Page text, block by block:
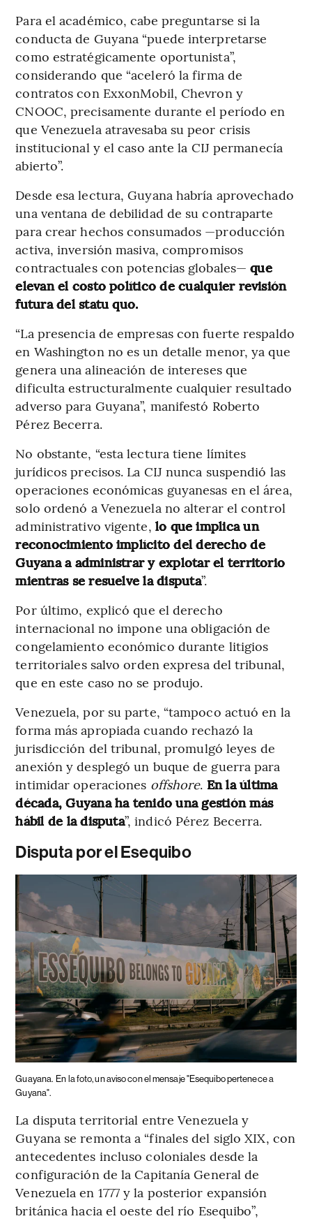
Para el académico, cabe preguntarse si la
conducta de Guyana “puede interpretarse
como estratégicamente oportunista”,
considerando que “aceleró la firma de
contratos con ExxonMobil, Chevron y
CNOOC, precisamente durante el período en
que Venezuela atravesaba su peor crisis
institucional y el caso ante la CIJ permanecía
abierto”.
Desde esa lectura, Guyana habría aprovechado
una ventana de debilidad de su contraparte
para crear hechos consumados —producción
activa, inversión masiva, compromisos
contractuales con potencias globales—que
elevan el costo político de cualquier revisión
futura del statu quo.
“La presencia de empresas con fuerte respaldo
en Washington no es un detalle menor, ya que
genera una alineación de intereses que
dificulta estructuralmente cualquier resultado
adverso para Guyana”, manifestó Roberto
Pérez Becerra.
No obstante, “esta lectura tiene límites
jurídicos precisos. La CIJ nunca suspendió las
operaciones económicas guyanesas en el área,
solo ordenó a Venezuela no alterar el control
administrativo vigente, lo que implica un
reconocimiento implícito del derecho de
Guyana a administrar y explotar el territorio
mientras se resuelve la disputa”.
Por último, explicó que el derecho
internacional no impone una obligación de
congelamiento económico durante litigios
territoriales salvo orden expresa del tribunal,
que en este caso no se produjo.
Venezuela, por su parte, “tampoco actuó en la
forma más apropiada cuando rechazó la
jurisdicción del tribunal, promulgó leyes de
anexión y desplegó un buque de guerra para
intimidar operaciones offshore. En la última
década, Guyana ha tenido una gestión más
hábil de la disputa”, indicó Pérez Becerra.
Disputa por el Esequibo
Guayana. En la foto, un aviso con el mensaje "Esequibo pertenece a
Guyana".
La disputa territorial entre Venezuela y
Guyana se remonta a “finales del siglo XIX, con
antecedentes incluso coloniales desde la
configuración de la Capitanía General de
Venezuela en 1777 y la posterior expansión
británica hacia el oeste del río Esequibo”,